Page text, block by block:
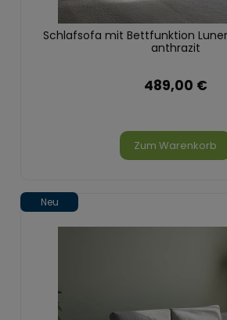
Schlafsofa mit Bettfunktion
anthrazit
489,00 €
Zum Warenkorb
Neu